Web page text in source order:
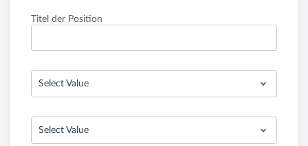
Titel der Position
Select Value
Select Value